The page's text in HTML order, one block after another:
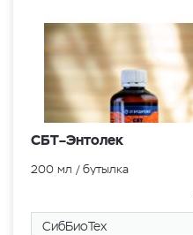
СБТ–Энтолек
200 мл / бутылка
СибБиоТех